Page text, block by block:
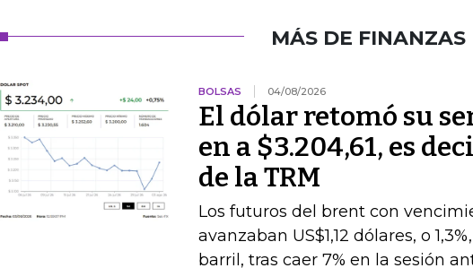
MÁS DE FINANZAS
BOLSAS 04/08/2026
El dólar retomó su
en a $3.204,61, es
de la TRM
Los futuros del brent con
avanzaban US$1,12 dólares, o
barril, tras caer 7% en la sesión